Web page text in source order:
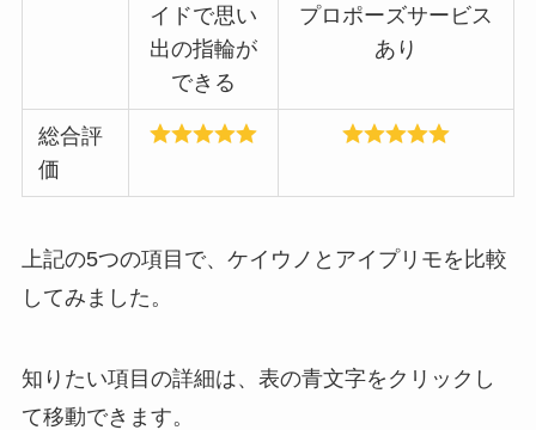
イドで思い
出の指輪が
できる
プロポーズサービス
あり
総合評
価
上記の5つの項目で、ケイウノとアイプリモを比較
してみました。
知りたい項目の詳細は、表の青文字をクリックし
て移動できます。